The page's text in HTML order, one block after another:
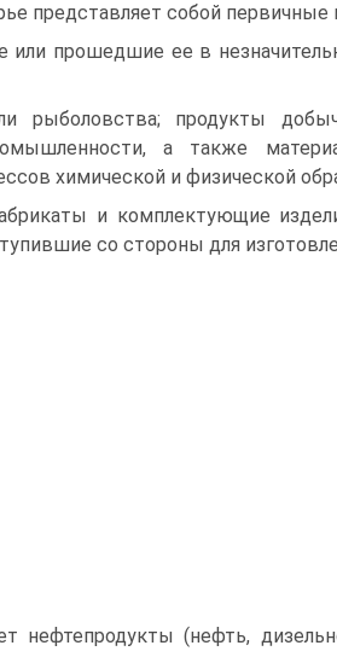
представляет собой
или прошедшие ее в
рыболовства; продукты
а также
химической и физической
и комплектующие
со стороны для
нефтепродукты (нефть,